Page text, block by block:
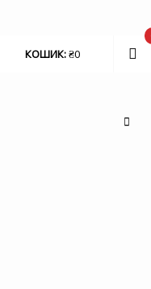
КОШИК:₴0